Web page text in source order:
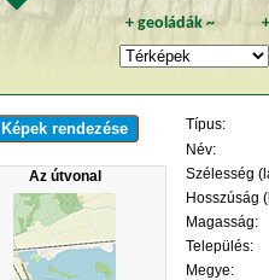
+geoládák~ +
Képek rendezése
Az útvonal
Típus:
Név:
Szélesség
Hosszúság
Magasság:
Település:
Megye: